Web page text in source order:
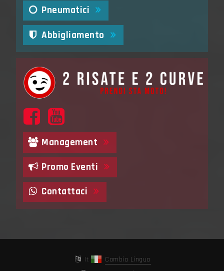
Pneumatici
Abbigliamento
Management
Promo Eventi
Contattaci
It
Cambia Lingua